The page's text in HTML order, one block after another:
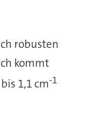
robusten
kommt
1,1 cm-1